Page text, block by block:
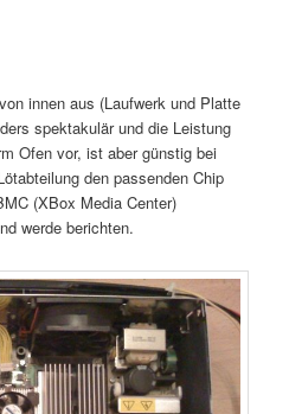
innen aus (Laufwerk und Platte
spektakulär und die Leistung
Ofen vor, ist aber günstig bei
den passenden Chip
(XBox Media Center)
werde berichten.